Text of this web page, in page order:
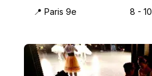
📍 Paris 9e 8 - 10